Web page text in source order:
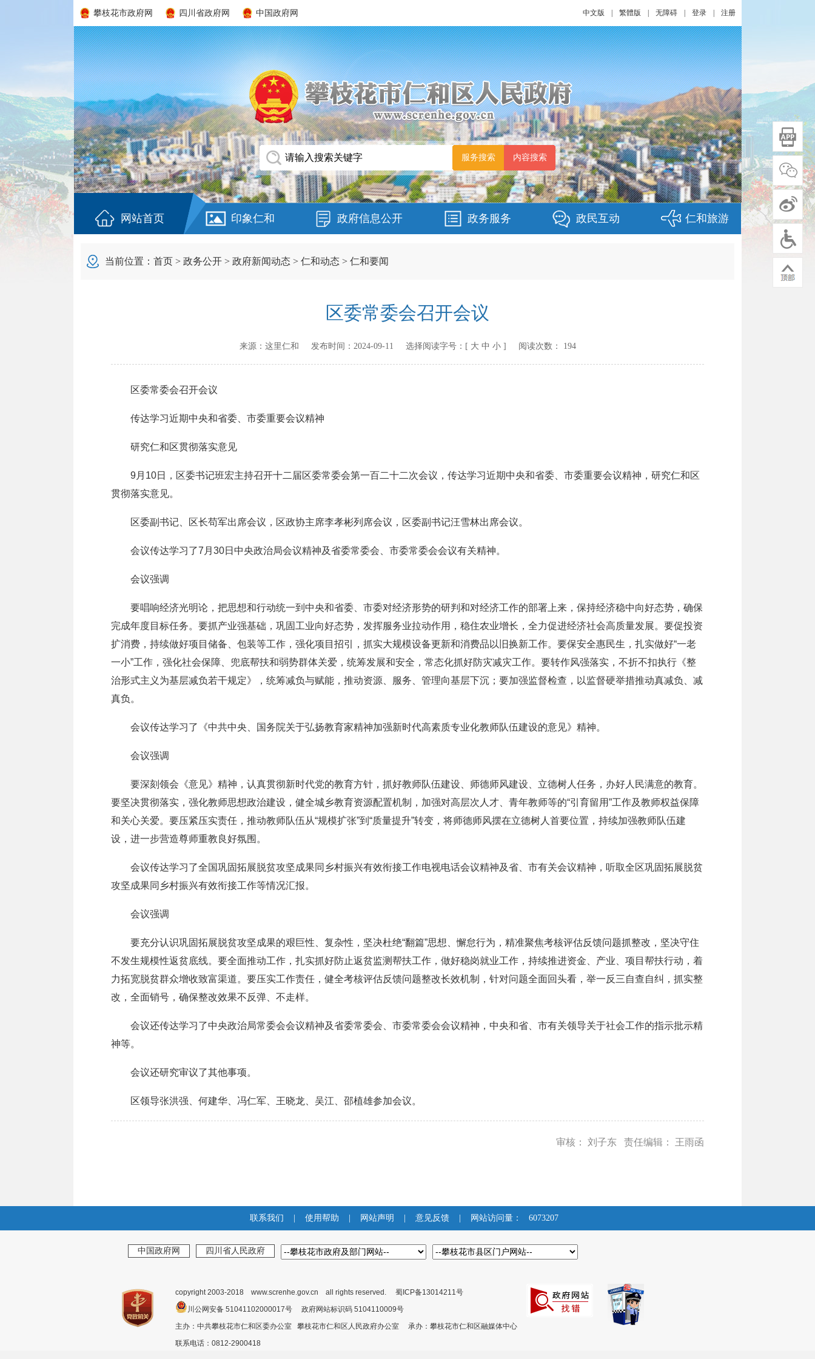
攀枝花市政府网 四川省政府网 中国政府网 中文版 繁體版 无障碍 登录 注册
网站首页 印象仁和 政府信息公开 政务服务 政民互动 仁和旅游
当前位置： 首页 > 政务公开 > 政府新闻动态 > 仁和动态 > 仁和要闻
区委常委会召开会议
来源： 这里仁和 发布时间： 2024-09-11 选择阅读字号：[ 大 中 小] 阅读次数： 194
区委常委会召开会议
传达学习近期中央和省委、市委重要会议精神
研究仁和区贯彻落实意见
9月10日，区委书记班宏主持召开十二届区委常委会第一百二十二次会议，传达学习近期中央和省委、市委重要会议精神，研究仁和区
贯彻落实意见。
区委副书记、区长苟军出席会议，区政协主席李孝彬列席会议，区委副书记汪雪林出席会议。
会议传达学习了7月30日中央政治局会议精神及省委常委会、市委常委会会议有关精神。
会议强调
要唱响经济光明论，把思想和行动统一到中央和省委、市委对经济形势的研判和对经济工作的部署上来，保持经济稳中向好态势，确保
完成年度目标任务。要抓产业强基础，巩固工业向好态势，发挥服务业拉动作用，稳住农业增长，全力促进经济社会高质量发展。要促投资
扩消费，持续做好项目储备、包装等工作，强化项目招引，抓实大规模设备更新和消费品以旧换新工作。要保安全惠民生，扎实做好“一老
一小”工作，强化社会保障、兜底帮扶和弱势群体关爱，统筹发展和安全，常态化抓好防灾减灾工作。要转作风强落实，不折不扣执行《整
治形式主义为基层减负若干规定》，统筹减负与赋能，推动资源、服务、管理向基层下沉；要加强监督检查，以监督硬举措推动真减负、减
真负。
会议传达学习了《中共中央、国务院关于弘扬教育家精神加强新时代高素质专业化教师队伍建设的意见》精神。
会议强调
要深刻领会《意见》精神，认真贯彻新时代党的教育方针，抓好教师队伍建设、师德师风建设、立德树人任务，办好人民满意的教育。
要坚决贯彻落实，强化教师思想政治建设，健全城乡教育资源配置机制，加强对高层次人才、青年教师等的“引育留用”工作及教师权益保障
和关心关爱。要压紧压实责任，推动教师队伍从“规模扩张”到“质量提升”转变，将师德师风摆在立德树人首要位置，持续加强教师队伍建
设，进一步营造尊师重教良好氛围。
会议传达学习了全国巩固拓展脱贫攻坚成果同乡村振兴有效衔接工作电视电话会议精神及省、市有关会议精神，听取全区巩固拓展脱贫
攻坚成果同乡村振兴有效衔接工作等情况汇报。
会议强调
要充分认识巩固拓展脱贫攻坚成果的艰巨性、复杂性，坚决杜绝“翻篇”思想、懈怠行为，精准聚焦考核评估反馈问题抓整改，坚决守住
不发生规模性返贫底线。要全面推动工作，扎实抓好防止返贫监测帮扶工作，做好稳岗就业工作，持续推进资金、产业、项目帮扶行动，着
力拓宽脱贫群众增收致富渠道。要压实工作责任，健全考核评估反馈问题整改长效机制，针对问题全面回头看，举一反三自查自纠，抓实整
改，全面销号，确保整改效果不反弹、不走样。
会议还传达学习了中央政治局常委会会议精神及省委常委会、市委常委会会议精神，中央和省、市有关领导关于社会工作的指示批示精
神等。
会议还研究审议了其他事项。
区领导张洪强、何建华、冯仁军、王晓龙、吴江、邵植雄参加会议。
审核： 刘子东 责任编辑： 王雨函
联系我们 使用帮助 网站声明 意见反馈 网站访问量： 6073207
中国政府网 四川省人民政府
copyright 2003-2018 www.screnhe.gov.cn all rights reserved. 蜀ICP备13014211号
川公网安备 51041102000017号 政府网站标识码 5104110009号
主办：中共攀枝花市仁和区委办公室 攀枝花市仁和区人民政府办公室 承办：攀枝花市仁和区融媒体中心
联系电话：0812-2900418